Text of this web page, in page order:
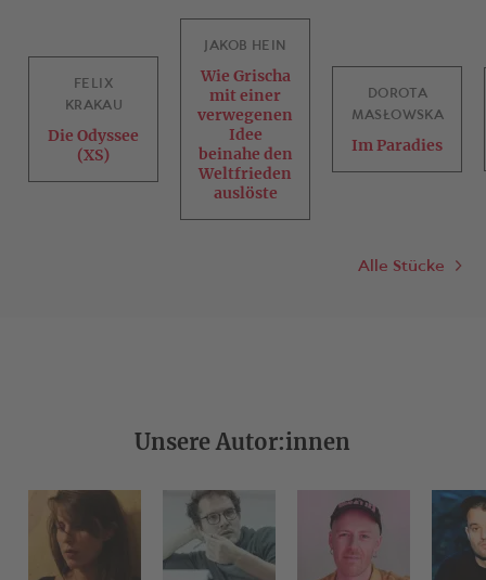
FELIX
KRAKAU
Die Odyssee
(XS)
JAKOB HEIN
Wie Grischa
mit einer
verwegenen
Idee
beinahe den
Weltfrieden
auslöste
DOROTA
MASŁOWSKA
Im Paradies
Alle Stücke
Unsere Autor:innen